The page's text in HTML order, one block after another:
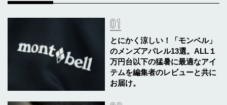
とにかく涼しい！「モンベル」
のメンズアパレル13選。ALL１
万円台以下の猛暑に最適なアイ
テムを編集者のレビューと共に
お届け。